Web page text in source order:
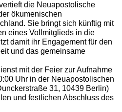
die Neuapostolische
ökumenischen
Sie bringt sich künftig mit
eines Vollmitglieds in die
damit ihr Engagement für den
und das gemeinsame
mit der Feier zur Aufnahme
Uhr in der Neuapostolischen
31, 10439 Berlin)
und festlichen Abschluss des